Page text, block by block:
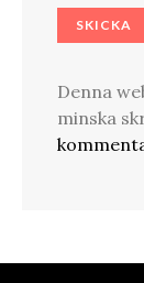
Denna
minska